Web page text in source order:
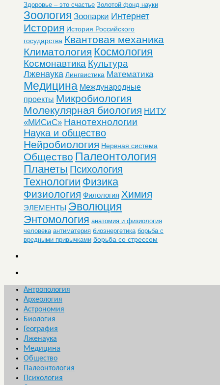
Здоровье – это счастье Золотой фонд науки
Зоология Зоопарки Интернет
История История Российского
государства Квантовая механика
Климатология Космология
Космонавтика Культура
Лженаука Лингвистика Математика
Медицина Международные
проекты Микробиология
Молекулярная биология НИТУ
«МИСиС» Нанотехнологии
Наука и общество
Нейробиология Нервная система
Общество Палеонтология
Планеты Психология
Технологии Физика
Физиология Филология Химия
ЭЛЕМЕНТЫ Эволюция
Энтомология анатомия и физиология
человека антиматерия биоэнергетика борьба с
вредными привычками борьба со стрессом
Антропология
Археология
Астрономия
Биология
География
Лженаука
Медицина
Общество
Палеонтология
Психология